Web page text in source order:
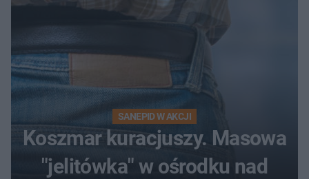
SANEPID W AKCJI
Koszmar kuracjuszy. Masowa
"jelitówka" w ośrodku nad